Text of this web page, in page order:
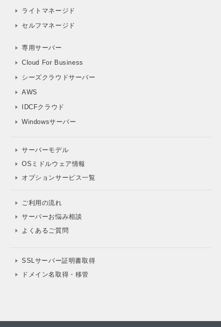
ライトマネージド
セルフマネージド
専用サーバー
Cloud For Business
シーズクラウドサーバー
AWS
IDCFクラウド
Windowsサーバー
サーバーモデル
OSミドルウェア情報
オプションサービス一覧
ご利用の流れ
サーバーお悩み相談
よくあるご質問
SSLサーバー証明書取得
ドメイン名取得・移管